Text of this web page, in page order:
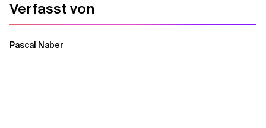
Verfasst von
Pascal Naber